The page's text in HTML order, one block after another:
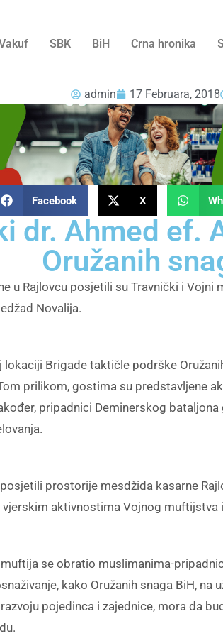
SBK BiH Crna hronika
admin 17 Februara, 2018
Facebook X
dr. Ahmed ef.
Oružanih
u Rajlovcu posjetili su Travnički i
Novalija.
Brigade taktičle podrške
prilikom, gostima su predstavljene
pripadnici Deminerskog
prostorije mesdžida kasarne
aktivnostima Vojnog
se obratio muslimanima-
kako Oružanih snaga BiH,
pojedinca i zajednice, mora da